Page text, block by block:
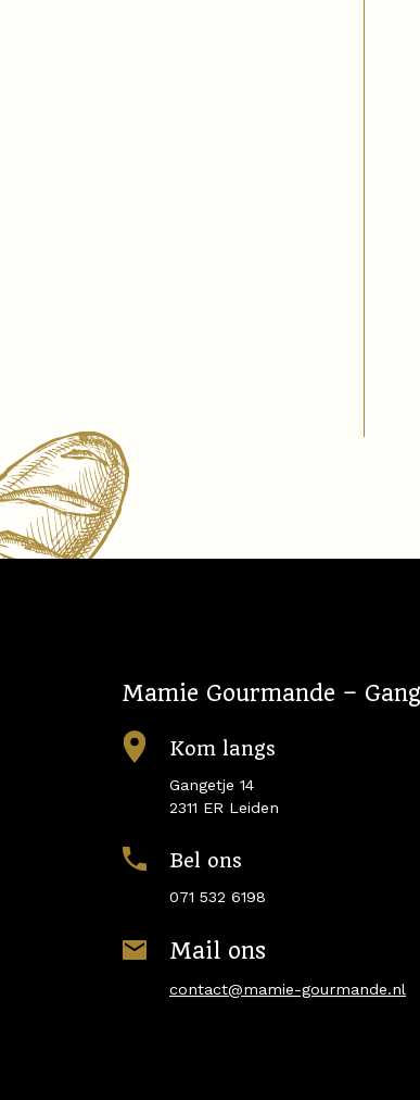
Mamie Gourmande –
Kom langs
Gangetje 14
2311 ER Leiden
Bel ons
071 532 6198
Mail ons
contact@mamie-gourmande.nl